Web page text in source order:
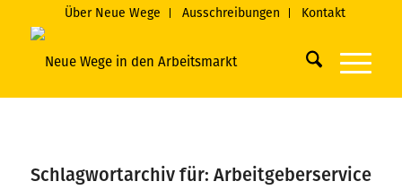
Über Neue Wege Ausschreibungen Kontakt
Schlagwortarchiv für: Arbeitgeberservice